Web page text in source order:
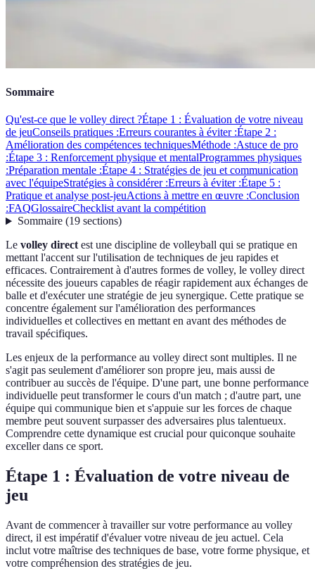
Sommaire
Qu'est-ce que le volley direct ?Étape 1 : Évaluation de votre niveau
de jeuConseils pratiques :Erreurs courantes à éviter :Étape 2 :
Amélioration des compétences techniquesMéthode :Astuce de pro
:Étape 3 : Renforcement physique et mentalProgrammes physiques
:Préparation mentale :Étape 4 : Stratégies de jeu et communication
avec l'équipeStratégies à considérer :Erreurs à éviter :Étape 5 :
Pratique et analyse post-jeuActions à mettre en œuvre :Conclusion
:FAQGlossaireChecklist avant la compétition
Sommaire(19 sections)
Le volley directest une discipline de volleyball qui se pratique en
mettant l'accent sur l'utilisation de techniques de jeu rapides et
efficaces. Contrairement à d'autres formes de volley, le volley direct
nécessite des joueurs capables de réagir rapidement aux échanges de
balle et d'exécuter une stratégie de jeu synergique. Cette pratique se
concentre également sur l'amélioration des performances
individuelles et collectives en mettant en avant des méthodes de
travail spécifiques.
Les enjeux de la performance au volley direct sont multiples. Il ne
s'agit pas seulement d'améliorer son propre jeu, mais aussi de
contribuer au succès de l'équipe. D'une part, une bonne performance
individuelle peut transformer le cours d'un match ; d'autre part, une
équipe qui communique bien et s'appuie sur les forces de chaque
membre peut souvent surpasser des adversaires plus talentueux.
Comprendre cette dynamique est crucial pour quiconque souhaite
exceller dans ce sport.
Étape 1 : Évaluation de votre niveau de
jeu
Avant de commencer à travailler sur votre performance au volley
direct, il est impératif d'évaluer votre niveau de jeu actuel. Cela
inclut votre maîtrise des techniques de base, votre forme physique, et
votre compréhension des stratégies de jeu.